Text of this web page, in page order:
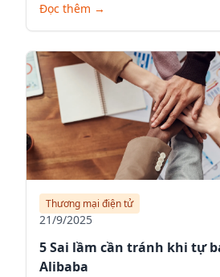
Đọc thêm →
Thương mại điện tử
21/9/2025
5 Sai lầm cần tránh khi tự
Alibaba